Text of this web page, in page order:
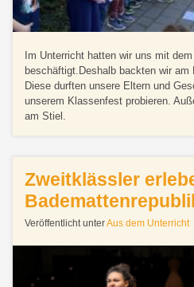
Im Unterricht hatten wir uns mit
beschäftigt.Deshalb backten wir am
Diese durften unsere Eltern und
unserem Klassenfest probieren.
am Stiel.
Zweitklässler
Veröffentlicht unterAus dem Unterricht